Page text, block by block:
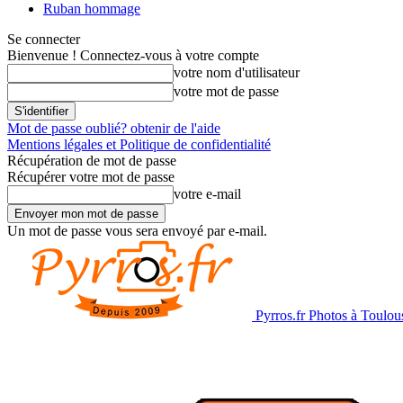
Ruban hommage
Se connecter
Bienvenue ! Connectez-vous à votre compte
votre nom d'utilisateur
votre mot de passe
Mot de passe oublié? obtenir de l'aide
Mentions légales et Politique de confidentialité
Récupération de mot de passe
Récupérer votre mot de passe
votre e-mail
Un mot de passe vous sera envoyé par e-mail.
Pyrros.fr Photos à